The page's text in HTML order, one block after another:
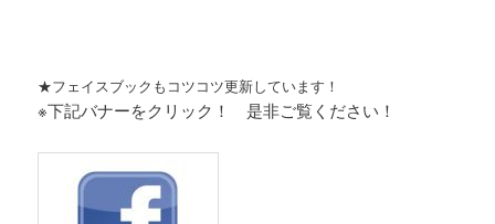
★フェイスブックもコツコツ更新しています！
※下記バナーをクリック！ 是非ご覧ください！